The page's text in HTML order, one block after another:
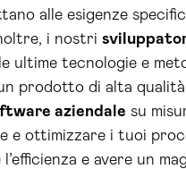
alle esigenze
i nostri
ultime tecnologie e
prodotto di alta qualità
aziendale su
e ottimizzare i tuoi
e avere un